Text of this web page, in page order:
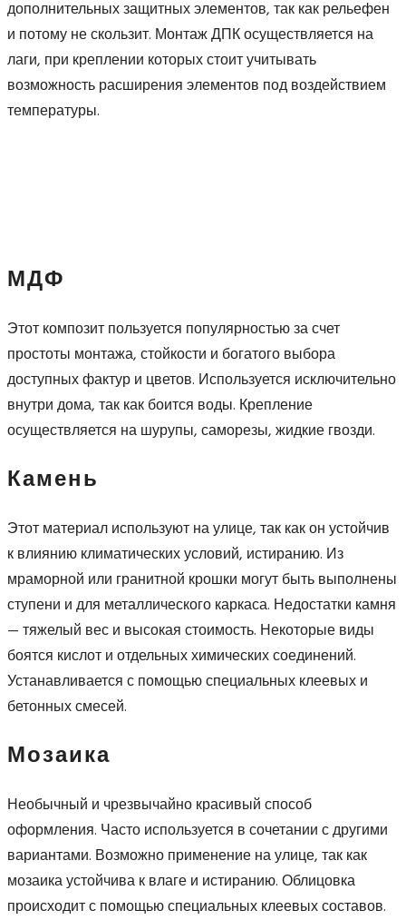
дополнительных защитных элементов, так как рельефен
и потому не скользит. Монтаж ДПК осуществляется на
лаги, при креплении которых стоит учитывать
возможность расширения элементов под воздействием
температуры.
МДФ
Этот композит пользуется популярностью за счет
простоты монтажа, стойкости и богатого выбора
доступных фактур и цветов. Используется исключительно
внутри дома, так как боится воды. Крепление
осуществляется на шурупы, саморезы, жидкие гвозди.
Камень
Этот материал используют на улице, так как он устойчив
к влиянию климатических условий, истиранию. Из
мраморной или гранитной крошки могут быть выполнены
ступени и для металлического каркаса. Недостатки камня
— тяжелый вес и высокая стоимость. Некоторые виды
боятся кислот и отдельных химических соединений.
Устанавливается с помощью специальных клеевых и
бетонных смесей.
Мозаика
Необычный и чрезвычайно красивый способ
оформления. Часто используется в сочетании с другими
вариантами. Возможно применение на улице, так как
мозаика устойчива к влаге и истиранию. Облицовка
происходит с помощью специальных клеевых составов.